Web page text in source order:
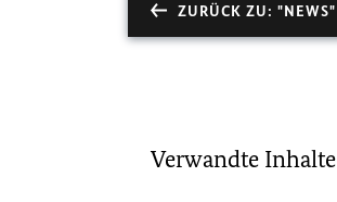
ZURÜCK ZU: "NEWS"
Verwandte Inhalte